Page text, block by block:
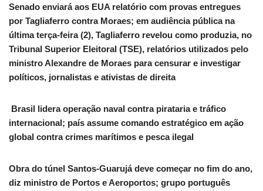
Senado enviará aos EUA relatório com provas entregues
por Tagliaferro contra Moraes; em audiência pública na
última terça-feira (2), Tagliaferro revelou como produzia, no
Tribunal Superior Eleitoral (TSE), relatórios utilizados pelo
ministro Alexandre de Moraes para censurar e investigar
políticos, jornalistas e ativistas de direita
️ Brasil lidera operação naval contra pirataria e tráfico
internacional; país assume comando estratégico em ação
global contra crimes marítimos e pesca ilegal
Obra do túnel Santos-Guarujá deve começar no fim do ano,
diz ministro de Portos e Aeroportos; grupo português